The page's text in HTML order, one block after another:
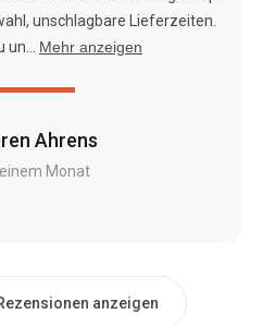
Ahrens
Monat
unschlagbare Lieferzeiten.
Mehr anzeigen
anzeigen